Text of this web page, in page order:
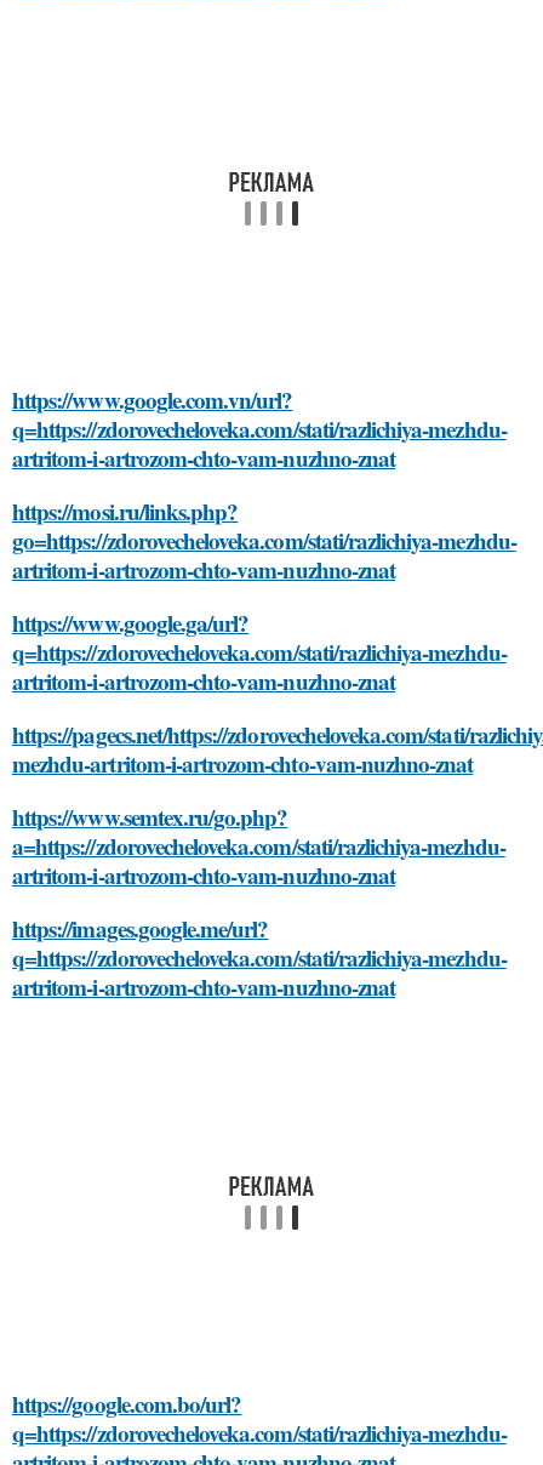
https://www.google.com.vn/url?
q=https://zdorovecheloveka.com/stati/razlichiya-mezhdu-
artritom-i-artrozom-chto-vam-nuzhno-znat
https://mosi.ru/links.php?
go=https://zdorovecheloveka.com/stati/razlichiya-mezhdu-
artritom-i-artrozom-chto-vam-nuzhno-znat
https://www.google.ga/url?
q=https://zdorovecheloveka.com/stati/razlichiya-mezhdu-
artritom-i-artrozom-chto-vam-nuzhno-znat
https://pagecs.net/https://zdorovecheloveka.com/stati/
mezhdu-artritom-i-artrozom-chto-vam-nuzhno-znat
https://www.semtex.ru/go.php?
a=https://zdorovecheloveka.com/stati/razlichiya-mezhdu-
artritom-i-artrozom-chto-vam-nuzhno-znat
https://images.google.me/url?
q=https://zdorovecheloveka.com/stati/razlichiya-mezhdu-
artritom-i-artrozom-chto-vam-nuzhno-znat
https://google.com.bo/url?
q=https://zdorovecheloveka.com/stati/razlichiya-mezhdu-